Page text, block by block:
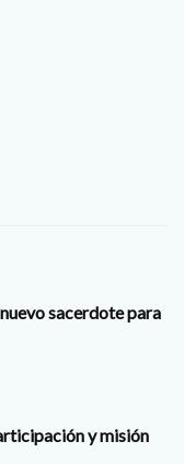
sacerdote para
y misión